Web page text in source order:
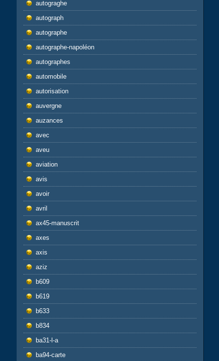
autograghe
autograph
autographe
autographe-napoléon
autographes
automobile
autorisation
auvergne
auzances
avec
aveu
aviation
avis
avoir
avril
ax45-manuscrit
axes
axis
aziz
b609
b619
b633
b834
ba31-l-a
ba94-carte